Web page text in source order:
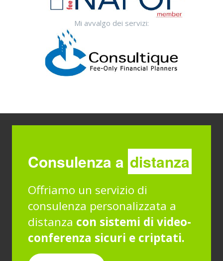
Mi avvalgo dei servizi:
Consulenza a distanza
Offriamo un servizio di
consulenza personalizzata a
distanza con sistemi di video-
conferenza sicuri e criptati.